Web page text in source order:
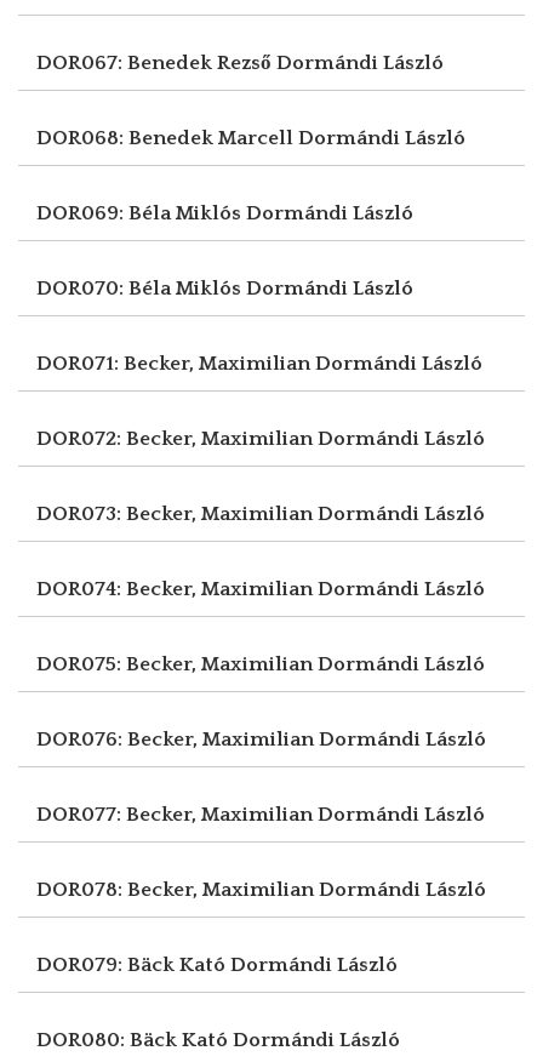
DOR067: Benedek Rezső Dormándi László
DOR068: Benedek Marcell Dormándi László
DOR069: Béla Miklós Dormándi László
DOR070: Béla Miklós Dormándi László
DOR071: Becker, MaximilianDormándi László
DOR072: Becker, MaximilianDormándi László
DOR073: Becker, MaximilianDormándi László
DOR074: Becker, MaximilianDormándi László
DOR075: Becker, MaximilianDormándi László
DOR076: Becker, MaximilianDormándi László
DOR077: Becker, MaximilianDormándi László
DOR078: Becker, MaximilianDormándi László
DOR079: Bäck Kató Dormándi László
DOR080: Bäck Kató Dormándi László